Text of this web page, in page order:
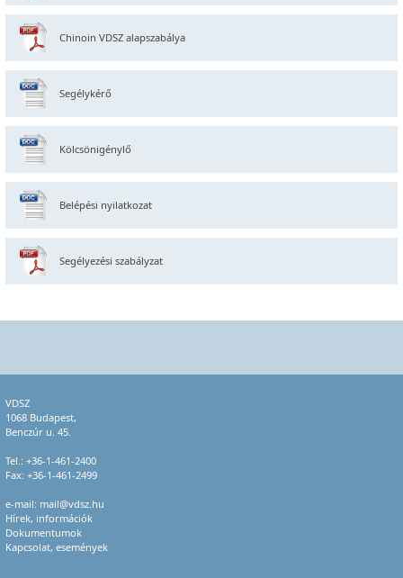
Chinoin VDSZ alapszabálya
Segélykérő
Kölcsönigénylő
Belépési nyilatkozat
Segélyezési szabályzat
VDSZ
1068 Budapest,
Benczúr u. 45.
Tel.: +36-1-461-2400
Fax: +36-1-461-2499
e-mail: mail@vdsz.hu
Hírek, információk
Dokumentumok
Kapcsolat, események